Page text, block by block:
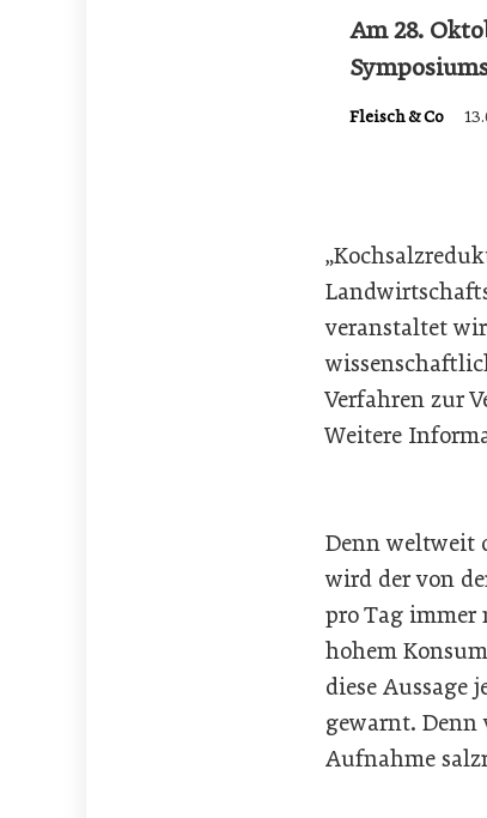
Am 28.
Fleisch & Co
veranstaltet
Verfahren zur
Weitere
Denn weltweit
wird der von
pro Tag immer
hohem
diese Aussage
gewarnt. Denn
Aufnahme